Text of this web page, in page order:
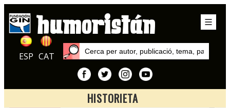
ESP CAT
HISTORIETA